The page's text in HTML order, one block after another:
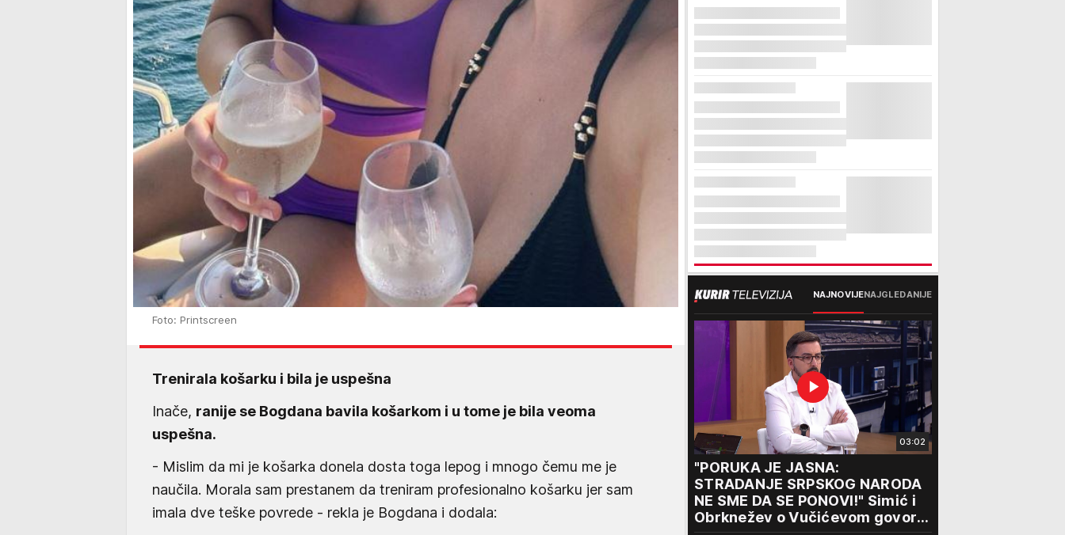
Foto: Printscreen
Trenirala košarku i bila je uspešna
Inače, ranije se Bogdana bavila košarkom i u tome je bila veoma
uspešna.
- Mislim da mi je košarka donela dosta toga lepog i mnogo čemu me je
naučila. Morala sam prestanem da treniram profesionalno košarku jer sam
imala dve teške povrede - rekla je Bogdana i dodala:
NAJNOVIJENAJGLEDANIJE
03:02
"PORUKA JE JASNA:
STRADANJE SRPSKOG NARODA
NE SME DA SE PONOVI!" Simić i
Obrknežev o Vučićevom govoru